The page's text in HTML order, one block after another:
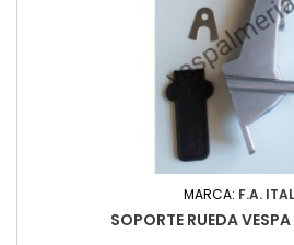
MARCA: F.A.
SOPORTE RUEDA